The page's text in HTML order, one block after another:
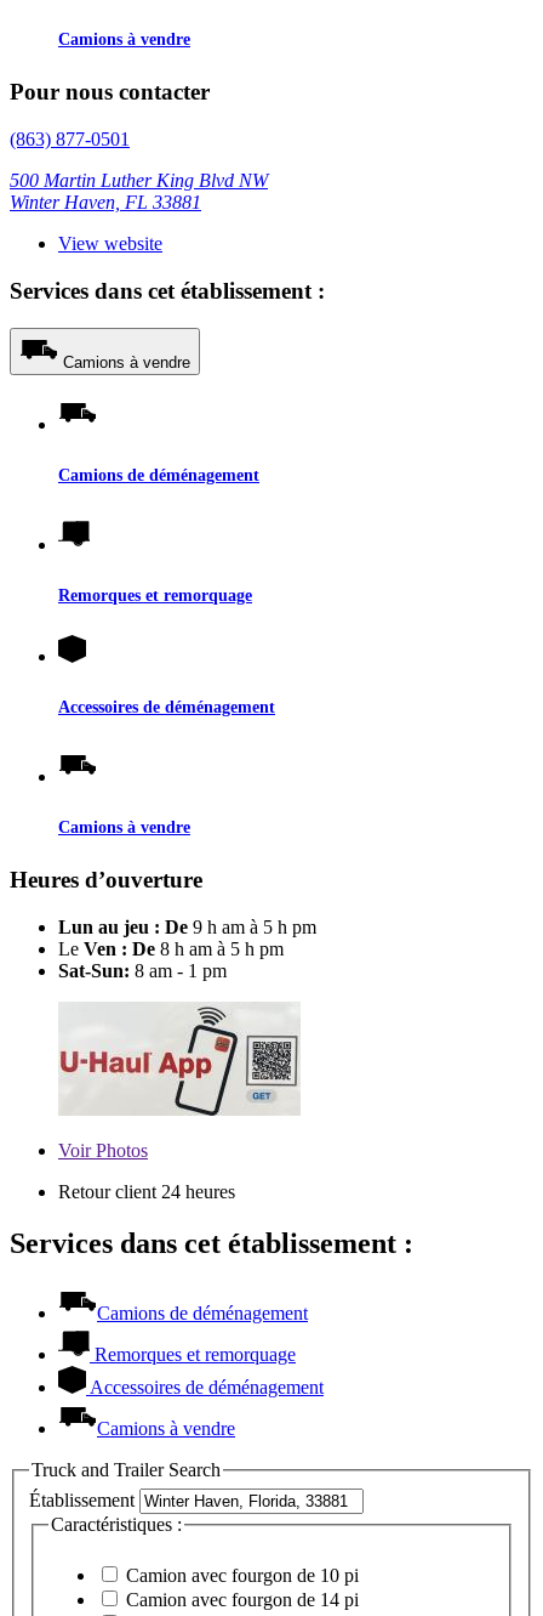
Camions à vendre
Pour nous contacter
(863) 877-0501
500 Martin Luther King Blvd NW
Winter Haven, FL 33881
View website
Services dans cet établissement :
Camions à vendre
Camions de déménagement
Remorques et remorquage
Accessoires de déménagement
Camions à vendre
Heures d’ouverture
Lun au jeu : De 9 h am à 5 h pm
Le Ven : De 8 h am à 5 h pm
Sat-Sun: 8 am - 1 pm
VoirPhotos
Retour client 24 heures
Services dans cet établissement :
Camions de déménagement
Remorques et remorquage
Accessoires de déménagement
Camions à vendre
Truck and Trailer Search
Établissement
Caractéristiques :
Camion avec fourgon de 10 pi
Camion avec fourgon de 14 pi